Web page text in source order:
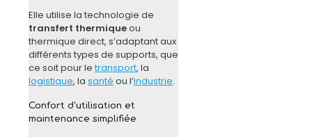
Elle utilise la technologie de
transfert thermiqueou
thermique direct, s’adaptant aux
différents types de supports, que
ce soit pour le transport, la
logistique, la santé ou l’industrie.
Confort d’utilisation et
maintenance simplifiée